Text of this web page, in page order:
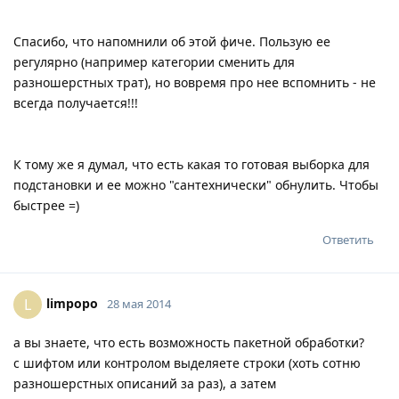
Спасибо, что напомнили об этой фиче. Пользую ее
регулярно (например категории сменить для
разношерстных трат), но вовремя про нее вспомнить - не
всегда получается!!!
К тому же я думал, что есть какая то готовая выборка для
подстановки и ее можно "сантехнически" обнулить. Чтобы
быстрее =)
Ответить
L limpopo 28 мая 2014
а вы знаете, что есть возможность пакетной обработки?
с шифтом или контролом выделяете строки (хоть сотню
разношерстных описаний за раз), а затем